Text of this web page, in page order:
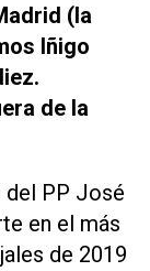
(la
Iñigo
de la
del PP José
en el más
de 2019